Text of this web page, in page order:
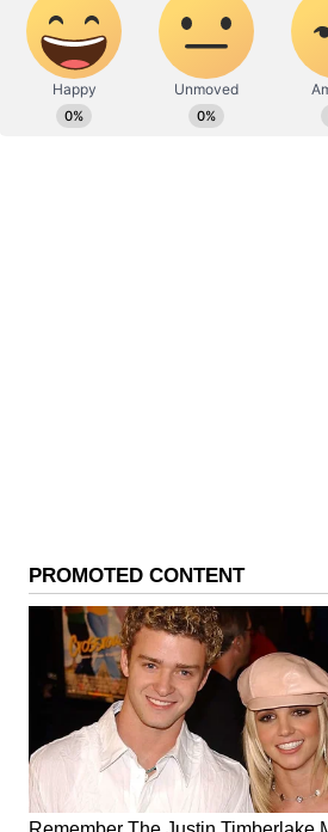
ನವದೆಹಲಿ: ಚೀನೀ ಮೊಬೈಲ್‌ ಫೋನ್‌